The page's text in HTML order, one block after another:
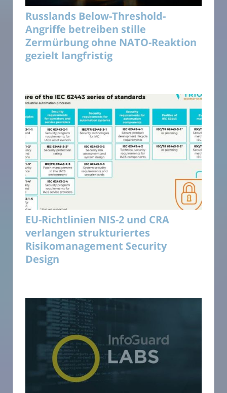
Russlands Below-Threshold-
Angriffe betreiben stille
Zermürbung ohne NATO-Reaktion
gezielt langfristig
EU-Richtlinien NIS-2 und CRA
verlangen strukturiertes
Risikomanagement Security
Design